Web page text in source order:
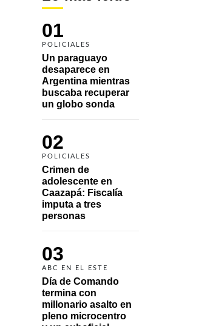
01
POLICIALES
Un paraguayo
desaparece en
Argentina mientras
buscaba recuperar
un globo sonda
02
POLICIALES
Crimen de
adolescente en
Caazapá: Fiscalía
imputa a tres
personas
03
ABC EN EL ESTE
Día de Comando
termina con
millonario asalto en
pleno microcentro